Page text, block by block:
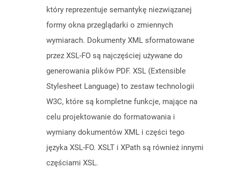
który reprezentuje semantykę niezwiązanej
formy okna przeglądarki o zmiennych
wymiarach. Dokumenty XML sformatowane
przez XSL-FO są najczęściej używane do
generowania plików PDF. XSL (Extensible
Stylesheet Language) to zestaw technologii
W3C, które są kompletne funkcje, mające na
celu projektowanie do formatowania i
wymiany dokumentów XML i części tego
języka XSL-FO. XSLT i XPath są również innymi
częściami XSL.